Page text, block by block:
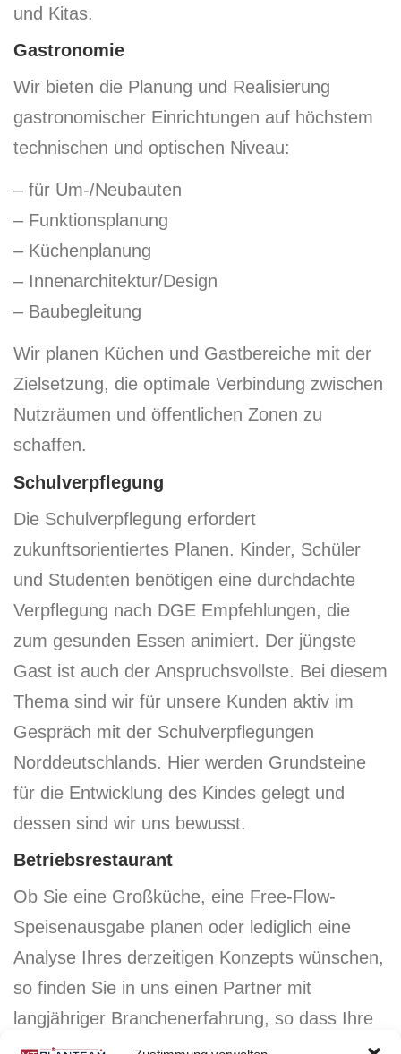
und Kitas.
Gastronomie
Wir bieten die Planung und Realisierung
gastronomischer Einrichtungen auf höchstem
technischen und optischen Niveau:
– für Um-/Neubauten
– Funktionsplanung
– Küchenplanung
– Innenarchitektur/Design
– Baubegleitung
Wir planen Küchen und Gastbereiche mit der
Zielsetzung, die optimale Verbindung zwischen
Nutzräumen und öffentlichen Zonen zu
schaffen.
Schulverpflegung
Die Schulverpflegung erfordert
zukunftsorientiertes Planen. Kinder, Schüler
und Studenten benötigen eine durchdachte
Verpflegung nach DGE Empfehlungen, die
zum gesunden Essen animiert. Der jüngste
Gast ist auch der Anspruchsvollste. Bei diesem
Thema sind wir für unsere Kunden aktiv im
Gespräch mit der Schulverpflegungen
Norddeutschlands. Hier werden Grundsteine
für die Entwicklung des Kindes gelegt und
dessen sind wir uns bewusst.
Betriebsrestaurant
Ob Sie eine Großküche, eine Free-Flow-
Speisenausgabe planen oder lediglich eine
Analyse Ihres derzeitigen Konzepts wünschen,
so finden Sie in uns einen Partner mit
langjähriger Branchenerfahrung, so dass Ihre
Entscheidungen auf fundiertem Fachwissen